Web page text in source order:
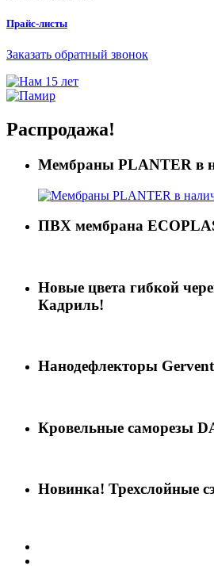
Прайс-листы
Заказать обратный звонок
Распродажа!
Мембраны PLANTER в
ПВХ мембрана
Новые цвета гибкой
Кадриль!
Нанодефлекторы Gervent
Кровельные саморезы
Новинка! Трехслойные